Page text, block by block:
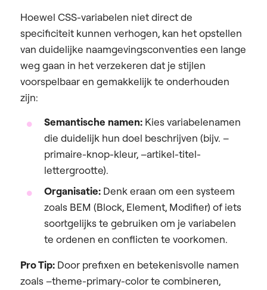
Hoewel CSS-variabelen niet direct de
specificiteit kunnen verhogen, kan het opstellen
van duidelijke naamgevingsconventies een lange
weg gaan in het verzekeren dat je stijlen
voorspelbaar en gemakkelijk te onderhouden
zijn:
Semantische namen: Kies variabelenamen
die duidelijk hun doel beschrijven (bijv. –
primaire-knop-kleur, –artikel-titel-
lettergrootte).
Organisatie: Denk eraan om een systeem
zoals BEM (Block, Element, Modifier) of iets
soortgelijks te gebruiken om je variabelen
te ordenen en conflicten te voorkomen.
Pro Tip: Door prefixen en betekenisvolle namen
zoals –theme-primary-color te combineren,